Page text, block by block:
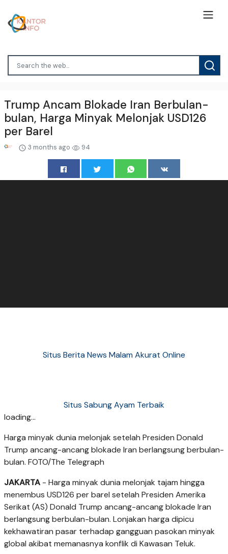
Trump Ancam Blokade Iran Berbulan-
bulan, Harga Minyak Melonjak USD126
per Barel
3 months ago 94
Situs Berita News Malam Akurat Online
Situs Sabung Ayam Terbaik
loading...
Harga minyak dunia melonjak setelah Presiden Donald
Trump ancang-ancang blokade Iran berlangsung berbulan-
bulan. FOTO/The Telegraph
JAKARTA - Harga minyak dunia melonjak tajam hingga
menembus USD126 per barel setelah Presiden Amerika
Serikat (AS) Donald Trump ancang-ancang blokade Iran
berlangsung berbulan-bulan. Lonjakan harga dipicu
kekhawatiran pasar terhadap gangguan pasokan minyak
global akibat memanasnya konflik di Kawasan Teluk.